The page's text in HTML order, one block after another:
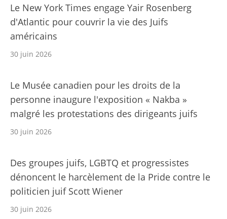
Le New York Times engage Yair Rosenberg
d'Atlantic pour couvrir la vie des Juifs
américains
30 juin 2026
Le Musée canadien pour les droits de la
personne inaugure l'exposition « Nakba »
malgré les protestations des dirigeants juifs
30 juin 2026
Des groupes juifs, LGBTQ et progressistes
dénoncent le harcèlement de la Pride contre le
politicien juif Scott Wiener
30 juin 2026